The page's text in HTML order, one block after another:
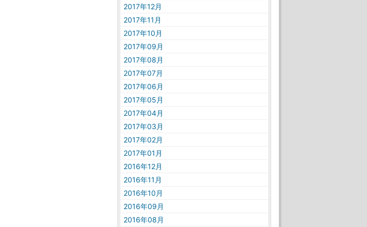
2017年12月
2017年11月
2017年10月
2017年09月
2017年08月
2017年07月
2017年06月
2017年05月
2017年04月
2017年03月
2017年02月
2017年01月
2016年12月
2016年11月
2016年10月
2016年09月
2016年08月